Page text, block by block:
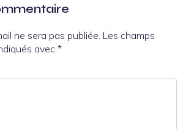
ne sera pas publiée. Les champs
avec *